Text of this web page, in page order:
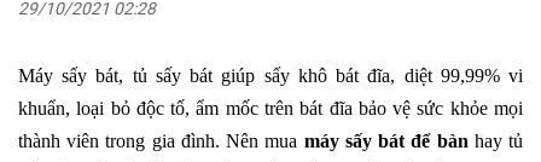
29/10/2021 02:28
Máy sấy bát, tủ sấy bát giúp sấy khô bát đĩa, diệt 99,99% vi
khuẩn, loại bỏ độc tố, ẩm mốc trên bát đĩa bảo vệ sức khỏe mọi
thành viên trong gia đình. Nên mua máy sấy bát để bàn hay tủ